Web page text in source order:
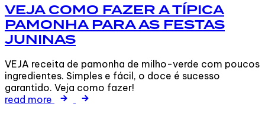
VEJA COMO FAZER A TÍPICA
PAMONHA PARA AS FESTAS
JUNINAS
VEJA receita de pamonha de milho-verde com poucos
ingredientes. Simples e fácil, o doce é sucesso
garantido. Veja como fazer!
read more